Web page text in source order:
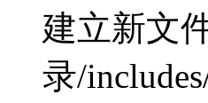
建立新文
录/